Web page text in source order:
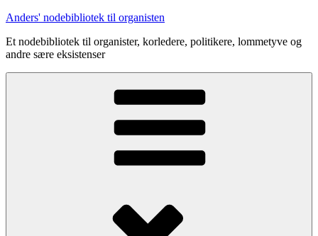
Videre
indhold
Anders' nodebibliotek til organisten
Et nodebibliotek til organister, korledere, politikere, lommetyve og
andre sære eksistenser